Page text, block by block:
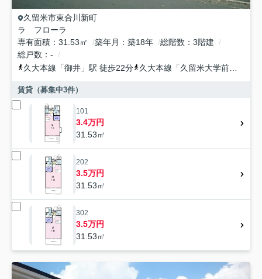
久留米市東合川新町
ラ フローラ
専有面積
31.53㎡ 築年月 築18年 総階数
3階建
総戸数
-
久大本線 「御井 」駅 徒歩22分 久大本線 「久留米大学前
賃貸（募集中3件）
101
3.4万円
31.53㎡
202
3.5万円
31.53㎡
302
3.5万円
31.53㎡